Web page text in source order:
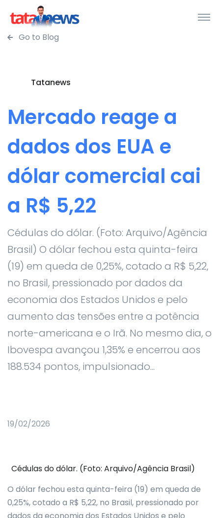
Go to Blog
Tatanews
Mercado reage a
dados dos EUA e
dólar comercial cai
a R$ 5,22
Cédulas do dólar. (Foto: Arquivo/Agência
Brasil) O dólar fechou esta quinta-feira
(19) em queda de 0,25%, cotado a R$ 5,22,
no Brasil, pressionado por dados da
economia dos Estados Unidos e pelo
aumento das tensões entre a potência
norte-americana e o Irã. No mesmo dia, o
Ibovespa avançou 1,35% e encerrou aos
188.534 pontos, impulsionado...
19/02/2026
Cédulas do dólar. (Foto: Arquivo/Agência Brasil)
O dólar fechou esta quinta-feira (19) em queda de
0,25%, cotado a R$ 5,22, no Brasil, pressionado por